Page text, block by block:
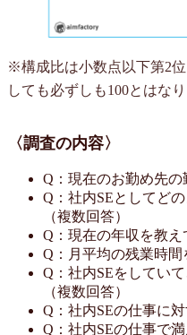
※構成比は小数点以下第2
しても必ずしも100とはなり
〈調査の内容〉
Q：現在のお勤め先の
Q：社内SEとしてど
（複数回答）
Q：現在の年収を教え
Q：月平均の残業時間
Q：社内SEをしてい
（複数回答）
Q：社内SEの仕事に対
Q：社内SEの仕事で